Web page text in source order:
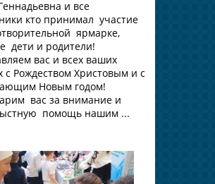
и все
кто принимал участие
ярмарке,
дети и родители!
вас и всех ваших
с Рождеством Христовым и с
Новым годом!
вас за внимание и
помощь нашим ...